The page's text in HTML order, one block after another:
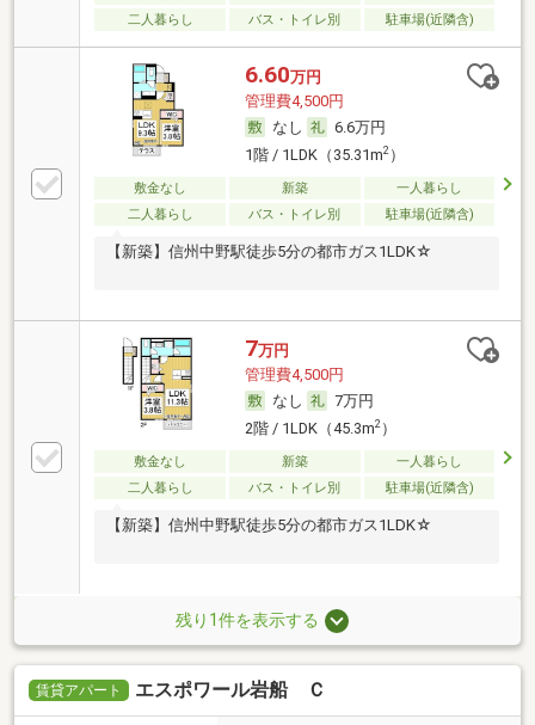
二人暮らし
バス・トイレ別 駐車場(近隣含)
6.60万円
管理費4,500円
なし
6.6万円
1階 / 1LDK（35.31m2）
敷金なし 新築
一人暮らし
二人暮らし
バス・トイレ別 駐車場(近隣含)
【新築】信州中野駅徒歩5分の都市ガス1LDK☆
7万円
管理費4,500円
なし
7万円
2階 / 1LDK（45.3m2）
敷金なし 新築
一人暮らし
二人暮らし
バス・トイレ別 駐車場(近隣含)
【新築】信州中野駅徒歩5分の都市ガス1LDK☆
残り1件を表示する
賃貸アパート エスポワール岩船 Ｃ